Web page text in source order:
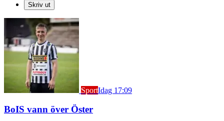
Skriv ut
SportIdag 17:09
BoIS vann över Öster